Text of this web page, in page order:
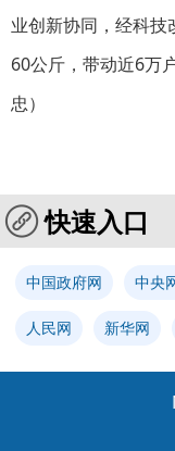
业创新协同，经科技
60公斤，带动近6万
忠）
快速入口
中国政府网 中央
人民网 新华网